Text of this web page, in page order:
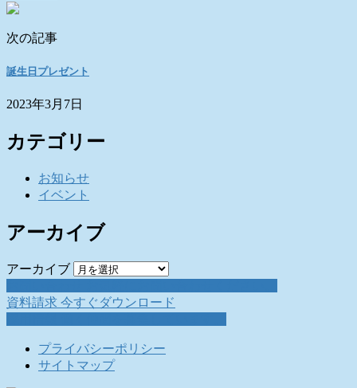
次の記事
誕生日プレゼント
2023年3月7日
カテゴリー
お知らせ
イベント
アーカイブ
アーカイブ
資料請求 今すぐダウンロード
プライバシーポリシー
サイトマップ